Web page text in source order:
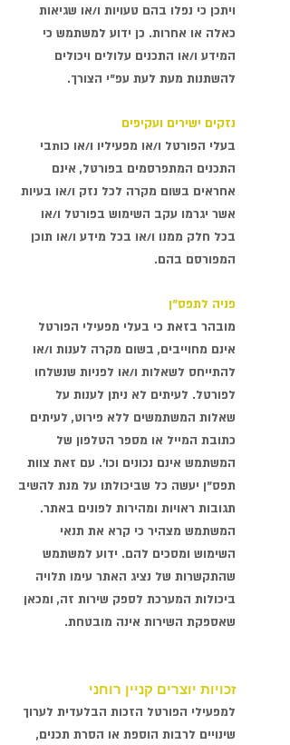
ויתכן כי נפלו בהם טעויות ו/או שגיאות
כאלה או אחרות. כן ידוע למשתמש כי
המידע ו/או התכנים עלולים ויכולים
להשתנות מעת לעת עפ"י הצורך.
נזקים ישירים ועקיפים
בעלי הפורטל ו/או מפעיליו ו/או כותבי
התכנים המתפרסמים בפורטל, אינם
אחראים בשום מקרה לכל נזק ו/או בעיות
אשר יגרמו עקב השימוש בפורטל ו/או
בכל חלק ממנו ו/או בכל מידע ו/או תוכן
המפורסם בהם.
פניה לתפס"ן
מובהר בזאת כי בעלי מפעילי הפורטל
אינם מחוייבים, בשום מקרה לענות ו/או
להתייחס לשאלות ו/או לפניות שנשלחו
לפורטל. לעיתים לא ניתן לענות על
שאלות המשתמשים ללא פירוט, לעיתים
כתובת המייל או מספר הטלפון של
המשתמש אינם נכונים וכו'. עם זאת צוות
תפס"ן יעשה כל שביכולתו על מנת להשיב
תגובות ראויות ומהירות לפונים באתר.
המשתמש מצהיר כי קרא את תנאי
השימוש ומסכים להם. ידוע למשתמש
שהתקשרות של נציג האתר עימו תלויה
ביכולות המערכת לספק שירות זה, ומכאן
שאספקת השירות אינה מובטחת.
זכויות יוצרים קניין רוחני
למפעילי הפורטל הזכות הבלעדית לערוך
שינויים לרבות הוספת או הסרת תכנים,